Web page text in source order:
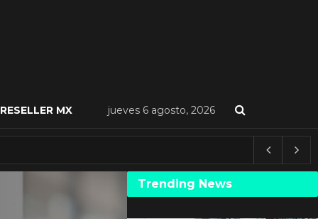
RESELLER MX jueves 6 agosto, 2026
Trending News